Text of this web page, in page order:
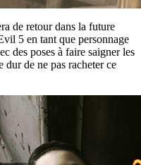
de retour dans la future
5 en tant que personnage
des poses à faire saigner les
dur de ne pas racheter ce